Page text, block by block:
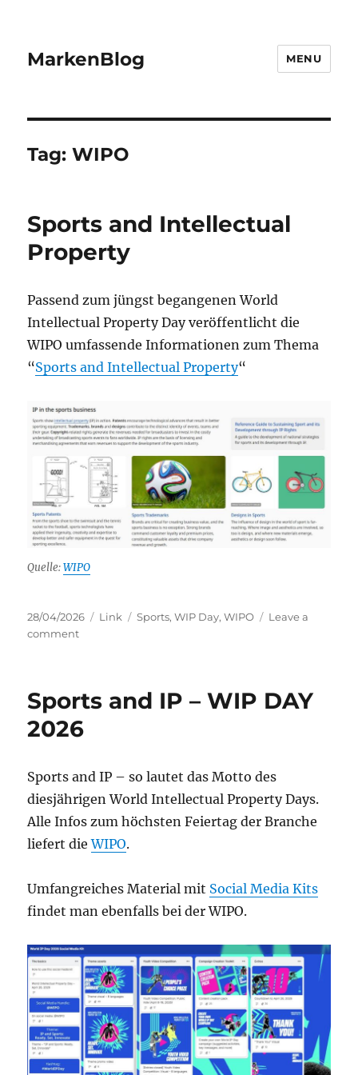
MarkenBlog MENU
Tag:WIPO
Sports and Intellectual
Property
Passend zum jüngst begangenen World
Intellectual Property Day veröffentlicht die
WIPO umfassende Informationen zum Thema
“Sports and Intellectual Property“
Quelle:WIPO
Posted
on
28/04/2026 Categories
Link Tags
Sports,WIP Day,WIPO
Leave a
commenton
Property
Sports and IP – WIP DAY
2026
Sports and IP – so lautet das Motto des
diesjährigen World Intellectual Property Days.
Alle Infos zum höchsten Feiertag der Branche
liefert dieWIPO.
Umfangreiches Material mit Social Media Kits
findet man ebenfalls bei der WIPO.